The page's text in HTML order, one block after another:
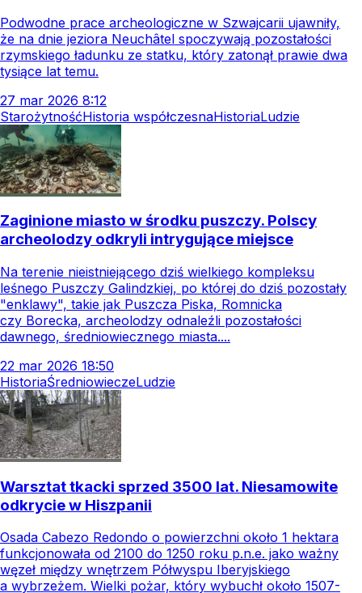
Podwodne prace archeologiczne w Szwajcarii ujawniły,
że na dnie jeziora Neuchâtel spoczywają pozostałości
rzymskiego ładunku ze statku, który zatonął prawie dwa
tysiące lat temu.
27 mar 2026 8:12
StarożytnośćHistoria współczesnaHistoriaLudzie
Zaginione miasto w środku puszczy. Polscy
archeolodzy odkryli intrygujące miejsce
Na terenie nieistniejącego dziś wielkiego kompleksu
leśnego Puszczy Galindzkiej, po której do dziś pozostały
"enklawy", takie jak Puszcza Piska, Romnicka
czy Borecka, archeolodzy odnaleźli pozostałości
dawnego, średniowiecznego miasta....
22 mar 2026 18:50
HistoriaŚredniowieczeLudzie
Warsztat tkacki sprzed 3500 lat. Niesamowite
odkrycie w Hiszpanii
Osada Cabezo Redondo o powierzchni około 1 hektara
funkcjonowała od 2100 do 1250 roku p.n.e. jako ważny
węzeł między wnętrzem Półwyspu Iberyjskiego
a wybrzeżem. Wielki pożar, który wybuchł około 1507-